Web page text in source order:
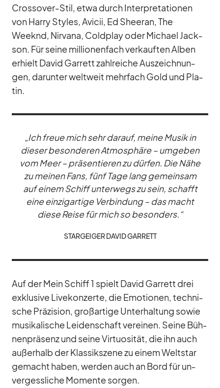
Cross­over-Stil, etwa durch In­ter­pre­ta­tio­nen
von Harry Styles, Avicii, Ed Sheeran, The
Weeknd, Nir­vana, Cold­play oder Mi­chael Jack­
son. Für seine mil­lio­nen­fach ver­kauf­ten Al­ben
er­hielt Da­vid Gar­rett zahl­rei­che Aus­zeich­nun­
gen, dar­un­ter welt­weit mehr­fach Gold und Pla­
tin.
„Ich freue mich sehr dar­auf, meine Mu­sik in
die­ser be­son­de­ren At­mo­sphäre – um­ge­ben
vom Meer – prä­sen­tie­ren zu dür­fen. Die Nähe
zu mei­nen Fans, fünf Tage lang ge­mein­sam
auf ei­nem Schiff un­ter­wegs zu sein, schafft
eine ein­zig­ar­tige Ver­bin­dung – das macht
diese Reise für mich so be­son­ders.“
STAR­GEI­GER DA­VID GAR­RETT
Auf der Mein Schiff 1 spielt Da­vid Gar­rett drei
ex­klu­sive Live­kon­zerte, die Emo­tio­nen, tech­ni­
sche Prä­zi­sion, groß­ar­tige Un­ter­hal­tung so­wie
mu­si­ka­li­sche Lei­den­schaft ver­ei­nen. Seine Büh­
nen­prä­senz und seine Vir­tuo­si­tät, die ihn auch
au­ßer­halb der Klas­sik­szene zu ei­nem Welt­star
ge­macht ha­ben, wer­den auch an Bord für un­
ver­gess­li­che Mo­mente sor­gen.